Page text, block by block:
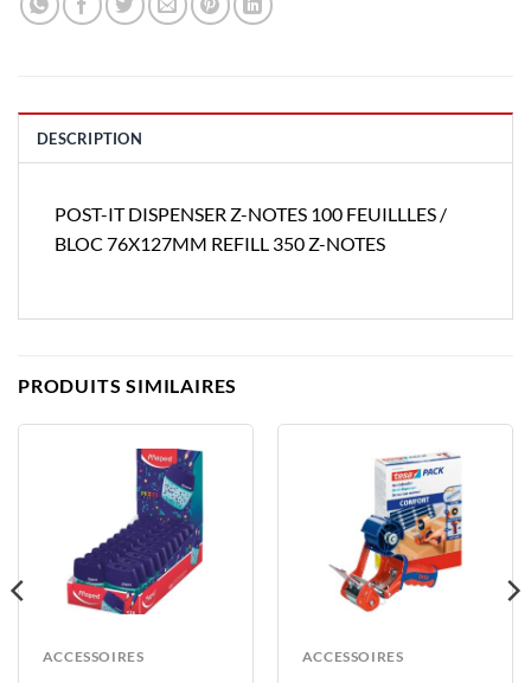
DESCRIPTION
POST-IT DISPENSER Z-NOTES 100 FEUILLLES /
BLOC 76X127MM REFILL 350 Z-NOTES
PRODUITS SIMILAIRES
ACCESSOIRES ACCESSOIRES